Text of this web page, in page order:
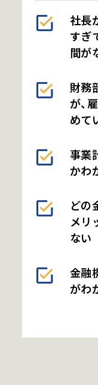
お知ら
セミナ
会社概
社長
すぎ
間が
財務
が、
めて
事業
かわ
どの
メリ
ない
金融
がわ